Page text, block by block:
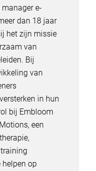
e-
dan 18 jaar
het zijn missie
van
Bij
van
in hun
bij Embloom
een
op